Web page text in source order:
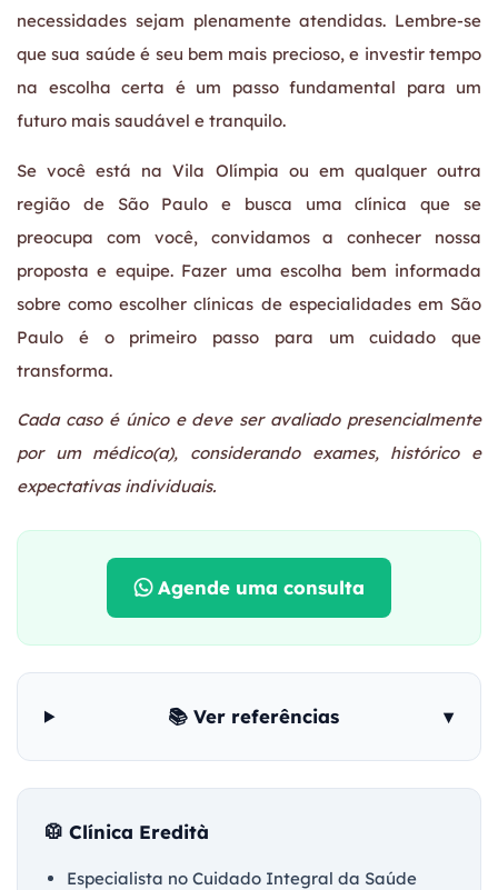
necessidades sejam plenamente atendidas. Lembre-se
que sua saúde é seu bem mais precioso, e investir tempo
na escolha certa é um passo fundamental para um
futuro mais saudável e tranquilo.
Se você está na Vila Olímpia ou em qualquer outra
região de São Paulo e busca uma clínica que se
preocupa com você, convidamos a conhecer nossa
proposta e equipe. Fazer uma escolha bem informada
sobre como escolher clínicas de especialidades em São
Paulo é o primeiro passo para um cuidado que
transforma.
Cada caso é único e deve ser avaliado presencialmente
por um médico(a), considerando exames, histórico e
expectativas individuais.
Agende uma consulta
📚 Ver referências ▾
🥼 Clínica Eredità
Especialista no Cuidado Integral da Saúde